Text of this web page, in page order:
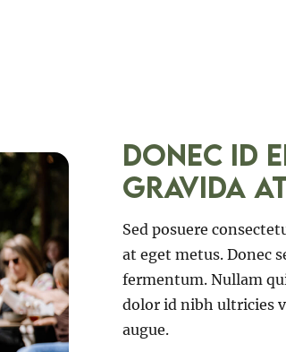
Donec id
gravida
Sed posuere
at eget metus. Donec
fermentum. Nullam
dolor id nibh ultricies
augue.